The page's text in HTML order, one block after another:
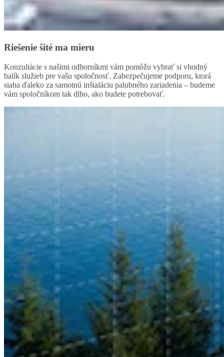
Riešenie šité ma mieru
Konzultácie s našimi odborníkmi vám pomôžu vybrať si vhodný
balík služieb pre vašu spoločnosť. Zabezpečujeme podporu, ktorá
siaha ďaleko za samotnú inštaláciu palubného zariadenia – budeme
vám spoločníkom tak dlho, ako budete potrebovať.